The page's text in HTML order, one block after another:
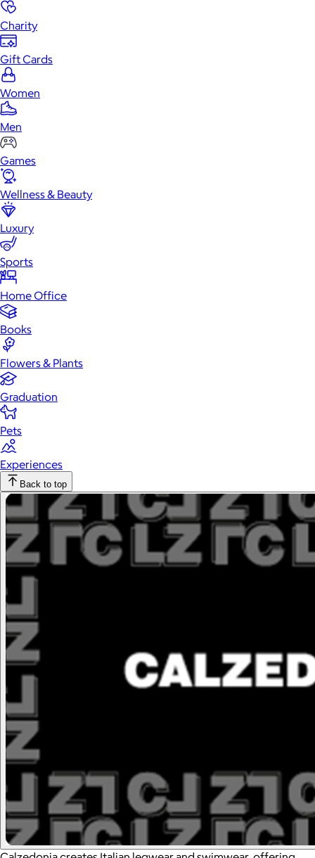
Charity
Gift Cards
Women
Men
Games
Wellness & Beauty
Luxury
Sports
Home Office
Books
Flowers & Plants
Graduation
Pets
Experiences
Back to top